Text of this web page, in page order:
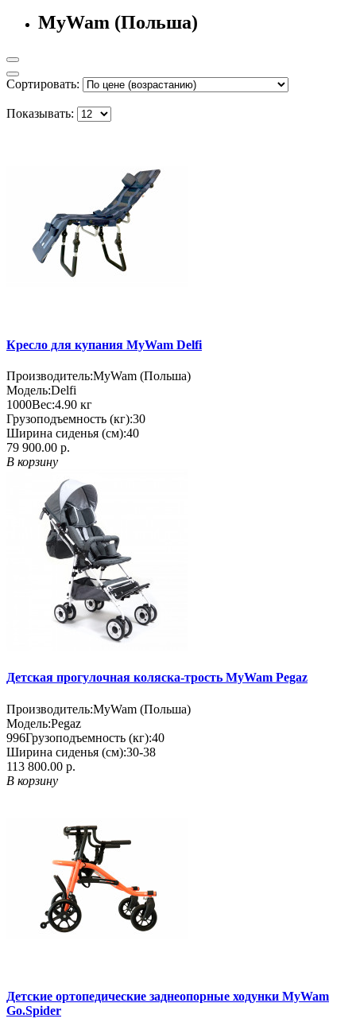
MyWam (Польша)
Сортировать:
Показывать:
Кресло для купания MyWam Delfi
Производитель:MyWam (Польша)
Модель:Delfi
1000Вес:4.90 кг
Грузоподъемность (кг):30
Ширина сиденья (см):40
79 900.00 р.
В корзину
Детская прогулочная коляска-трость MyWam Pegaz
Производитель:MyWam (Польша)
Модель:Pegaz
996Грузоподъемность (кг):40
Ширина сиденья (см):30-38
113 800.00 р.
В корзину
Детские ортопедические заднеопорные ходунки MyWam
Go.Spider